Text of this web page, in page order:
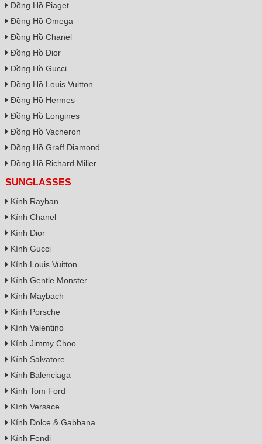
Đồng Hồ Piaget
Đồng Hồ Omega
Đồng Hồ Chanel
Đồng Hồ Dior
Đồng Hồ Gucci
Đồng Hồ Louis Vuitton
Đồng Hồ Hermes
Đồng Hồ Longines
Đồng Hồ Vacheron
Đồng Hồ Graff Diamond
Đồng Hồ Richard Miller
SUNGLASSES
Kính Rayban
Kính Chanel
Kính Dior
Kính Gucci
Kính Louis Vuitton
Kính Gentle Monster
Kính Maybach
Kính Porsche
Kính Valentino
Kính Jimmy Choo
Kính Salvatore
Kính Balenciaga
Kính Tom Ford
Kính Versace
Kính Dolce & Gabbana
Kính Fendi